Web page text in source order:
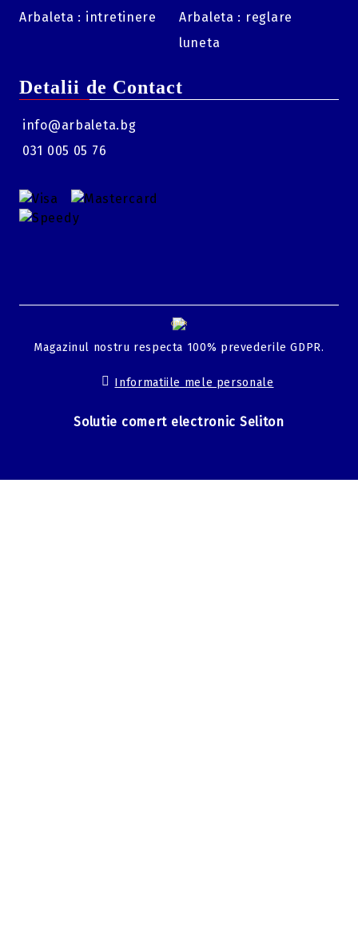
Arbaleta : intretinere
Arbaleta : reglare
luneta
Detalii de Contact
info@arbaleta.bg
031 005 05 76
GDPR
Magazinul nostru respecta 100% prevederile GDPR.
Informatiile mele personale
Solutie comert electronic Seliton